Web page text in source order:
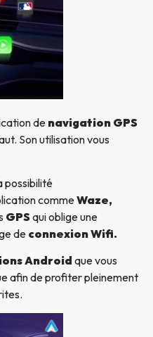
de navigation GPS
Son utilisation vous
possibilité
commeWaze,
GPSqui oblige une
de connexion Wifi.
Androidque vous
afin de profiter pleinement